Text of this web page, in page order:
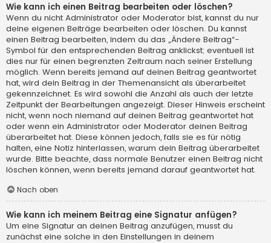
Wie kann ich einen Beitrag bearbeiten oder löschen?
Wenn du nicht Administrator oder Moderator bist, kannst du nur
deine eigenen Beiträge bearbeiten oder löschen. Du kannst
einen Beitrag bearbeiten, indem du das „Ändere Beitrag“-
Symbol für den entsprechenden Beitrag anklickst; eventuell ist
dies nur für einen begrenzten Zeitraum nach seiner Erstellung
möglich. Wenn bereits jemand auf deinen Beitrag geantwortet
hat, wird dein Beitrag in der Themenansicht als überarbeitet
gekennzeichnet. Es wird sowohl die Anzahl als auch der letzte
Zeitpunkt der Bearbeitungen angezeigt. Dieser Hinweis erscheint
nicht, wenn noch niemand auf deinen Beitrag geantwortet hat
oder wenn ein Administrator oder Moderator deinen Beitrag
überarbeitet hat. Diese können jedoch, falls sie es für nötig
halten, eine Notiz hinterlassen, warum dein Beitrag überarbeitet
wurde. Bitte beachte, dass normale Benutzer einen Beitrag nicht
löschen können, wenn bereits jemand darauf geantwortet hat.
Nach oben
Wie kann ich meinem Beitrag eine Signatur anfügen?
Um eine Signatur an deinen Beitrag anzufügen, musst du
zunächst eine solche in den Einstellungen in deinem